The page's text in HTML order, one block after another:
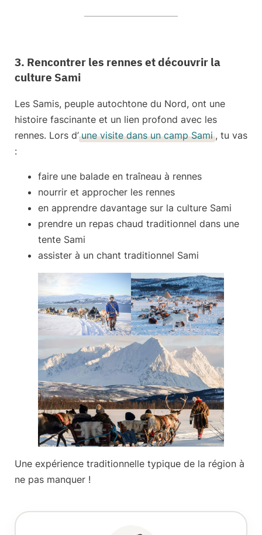
3. Rencontrer les rennes et découvrir la
culture Sami
Les Samis, peuple autochtone du Nord, ont une
histoire fascinante et un lien profond avec les
rennes. Lors d’ une visite dans un camp Sami , tu vas
:
faire une balade en traîneau à rennes
nourrir et approcher les rennes
en apprendre davantage sur la culture Sami
prendre un repas chaud traditionnel dans une
tente Sami
assister à un chant traditionnel Sami
Une expérience traditionnelle typique de la région à
ne pas manquer !